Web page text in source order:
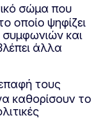
σώμα που
οποίο ψηφίζει
συμφωνιών και
άλλα
τους
καθορίσουν το